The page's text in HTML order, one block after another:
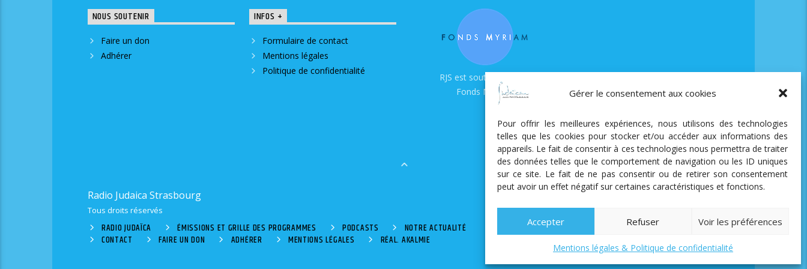
Gérer le consentement aux cookies
Pour offrir les meilleures expériences, nous utilisons des technologies
telles que les cookies pour stocker et/ou accéder aux informations des
appareils. Le fait de consentir à ces technologies nous permettra de traiter
des données telles que le comportement de navigation ou les ID uniques
sur ce site. Le fait de ne pas consentir ou de retirer son consentement
peut avoir un effet négatif sur certaines caractéristiques et fonctions.
Accepter Refuser Voir les préférences
Mentions légales & Politique de confidentialité
NOUS SOUTENIR
Faire un don
Adhérer
INFOS +
Formulaire de contact
Mentions légales
Politique de confidentialité
RJS est soutenue par le
Fonds Myriam
Radio Judaica Strasbourg
Tous droits réservés
RADIO JUDAÏCA ÉMISSIONS ET GRILLE DES PROGRAMMES PODCASTS
NOTRE ACTUALITÉ
CONTACT
FAIRE UN DON ADHÉRER MENTIONS LÉGALES RÉAL. AKALMIE